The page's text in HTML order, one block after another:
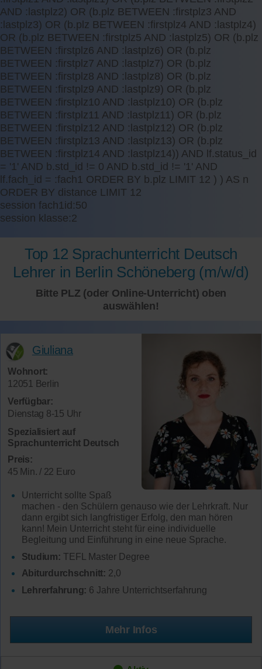
AND :lastplz2) OR (b.plz BETWEEN :firstplz3 AND
:lastplz3) OR (b.plz BETWEEN :firstplz4 AND :lastplz4)
OR (b.plz BETWEEN :firstplz5 AND :lastplz5) OR (b.plz
BETWEEN :firstplz6 AND :lastplz6) OR (b.plz
BETWEEN :firstplz7 AND :lastplz7) OR (b.plz
BETWEEN :firstplz8 AND :lastplz8) OR (b.plz
BETWEEN :firstplz9 AND :lastplz9) OR (b.plz
BETWEEN :firstplz10 AND :lastplz10) OR (b.plz
BETWEEN :firstplz11 AND :lastplz11) OR (b.plz
BETWEEN :firstplz12 AND :lastplz12) OR (b.plz
BETWEEN :firstplz13 AND :lastplz13) OR (b.plz
BETWEEN :firstplz14 AND :lastplz14)) AND lf.status_id
= '1' AND b.std_id != 0 AND b.std_id != '1' AND
lf.fach_id = :fach1 ORDER BY b.plz LIMIT 12 ) ) AS n
ORDER BY distance LIMIT 12
session fach1id:50
session klasse:2
Top 12 Sprachunterricht Deutsch
Lehrer in Berlin Schöneberg (m/w/d)
Bitte PLZ (oder Online-Unterricht) oben
auswählen!
Giuliana
Wohnort:
12051 Berlin
Verfügbar:
Dienstag 8-15 Uhr
Spezialisiert auf
Sprachunterricht Deutsch
Preis:
45 Min. / 22 Euro
Unterricht sollte Spaß
machen - den Schülern genauso wie der Lehrkraft. Nur
dann ergibt sich langfristiger Erfolg, den man hören
kann! Mein Unterricht steht für eine individuelle
Begleitung und Einführung in eine neue Sprache.
Studium: TEFL Master Degree
Abiturdurchschnitt: 2,0
Lehrerfahrung: 6 Jahre Unterrichtserfahrung
Mehr Infos